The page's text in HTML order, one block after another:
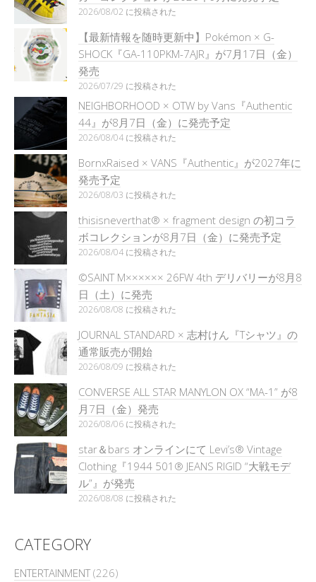
2026/08/02 に投稿された
【最新情報を随時更新中】Pokémon × G-
SHOCK『GA-110PKM-7AJR』が7月17日（金）
発売
2026/07/29 に投稿された
NEIGHBORHOOD × OTW by Vans『Authentic
44』が8月7日（金）に発売予定
2026/08/04 に投稿された
BornxRaised × VANS『Authentic』が2027年に
発売予定
2026/08/03 に投稿された
thisisneverthat® × fragment design の初コラ
ボコレクションが8月7日（金）に発売予定
2026/08/04 に投稿された
©SAINT M×××××× 26FW 4th デリバリーが8月8
日（土）に発売
2026/08/08 に投稿された
JOURNAL STANDARD × 志村けん『Tシャツ』の
通常販売が開始
2026/08/09 に投稿された
CONVERSE ALL STAR MANYLON OX “MA-1” が8
月7日（金）発売
2026/08/06 に投稿された
star＆bars オンラインにて Levi’s® Vintage
Clothing『1944 501® JEANS RIGID “大戦モデ
ル”』が発売
2026/08/08 に投稿された
CATEGORY
ENTERTAINMENT(226)